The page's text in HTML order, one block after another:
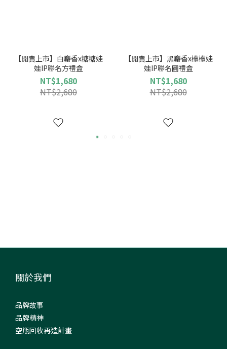
【開賣上市】白麝香x糖糖娃
娃IP聯名方禮盒
NT$1,680
NT$2,680
【開賣上市】黑麝香x檬檬娃
娃IP聯名圓禮盒
NT$1,680
NT$2,680
關於我們
品牌故事
品牌精神
空瓶回收再造計畫